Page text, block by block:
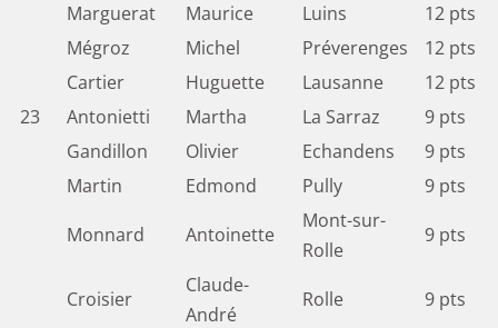
Marguerat Maurice Luins
12 pts
Mégroz
Michel Préverenges
12 pts
Cartier
Huguette Lausanne
12 pts
23
Antonietti Martha La Sarraz
9 pts
Gandillon
Olivier Echandens
9 pts
Martin
Edmond Pully
9 pts
Monnard
Antoinette
Mont-sur-
Rolle
9 pts
Croisier
Claude-
André
Rolle 9 pts